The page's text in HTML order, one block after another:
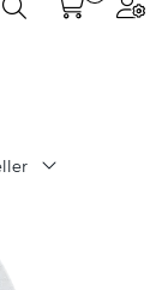
Toggle search